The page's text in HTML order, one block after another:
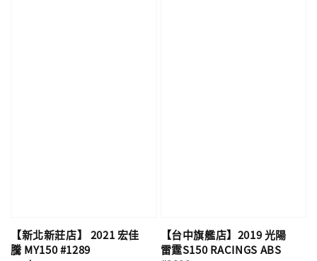
【新北新莊店】 2021 宏佳
騰 MY150 #1289
【台中旗艦店】2019 光陽
雷霆S150 RACINGS ABS